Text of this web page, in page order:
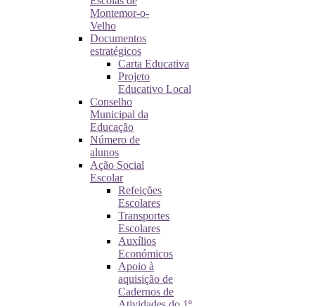
Montemor-o-
Velho
Documentos
estratégicos
Carta Educativa
Projeto
Educativo Local
Conselho
Municipal da
Educação
Número de
alunos
Ação Social
Escolar
Refeições
Escolares
Transportes
Escolares
Auxílios
Económicos
Apoio à
aquisição de
Cadernos de